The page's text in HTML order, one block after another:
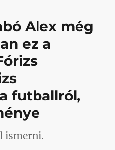
Alex még
ez a
futballról,
ismerni.